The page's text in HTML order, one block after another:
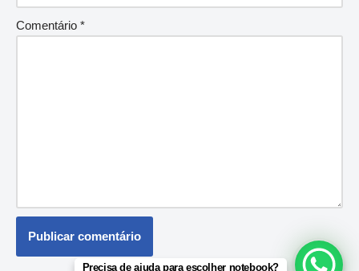
Comentário *
Precisa de ajuda para escolher notebook?